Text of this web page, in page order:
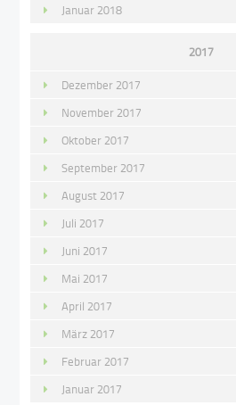
Januar 2018
2017
Dezember 2017
November 2017
Oktober 2017
September 2017
August 2017
Juli 2017
Juni 2017
Mai 2017
April 2017
März 2017
Februar 2017
Januar 2017